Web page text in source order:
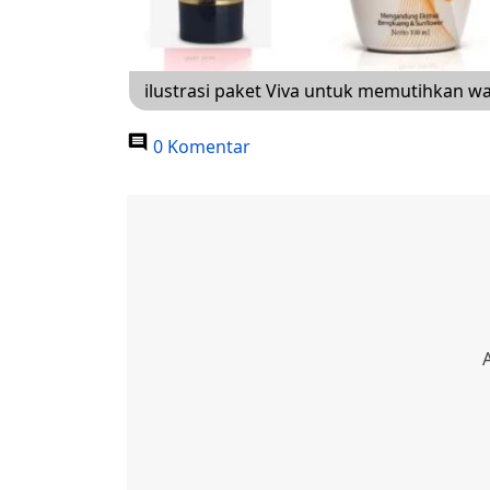
ilustrasi paket Viva untuk memutihkan
0 Komentar